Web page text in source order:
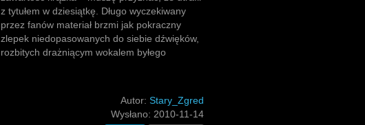
z tytułem w dziesiątkę. Długo wyczekiwany
przez fanów materiał brzmi jak pokraczny
zlepek niedopasowanych do siebie dźwięków,
rozbitych drażniącym wokalem byłego
Autor: Stary_Zgred
Wysłano: 2010-11-14